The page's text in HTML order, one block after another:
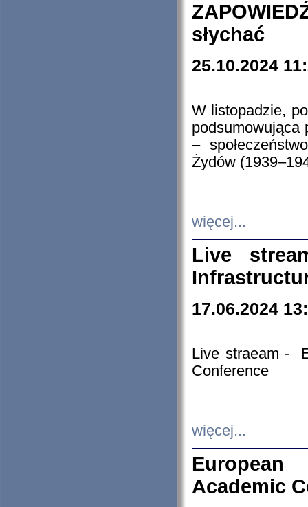
słychać
25.10.2024
W listopadzie,
podsumowująca
–
Żydów
więcej...
Live
17.06.2024
Live straeam -
Conference
więcej...
European
Academic